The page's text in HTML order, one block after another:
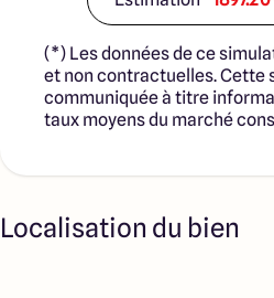
(*) Les données de ce
et non contractuelles. Cette
communiquée à titre
taux moyens du marché
Localisation du bien